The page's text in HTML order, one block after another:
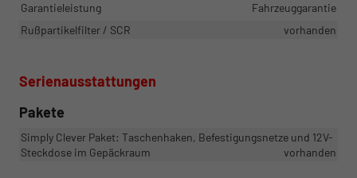
Garantieleistung
Fahrzeuggarantie
Rußpartikelfilter / SCR
vorhanden
Serienausstattungen
Pakete
Simply Clever Paket: Taschenhaken, Befestigungsnetze und 12V-
Steckdose im Gepäckraum
vorhanden